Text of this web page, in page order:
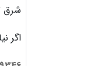
شرق
اگر